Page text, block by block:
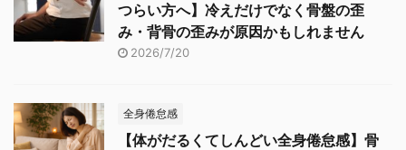
つらい方へ】冷えだけでなく骨盤の歪
み・背骨の歪みが原因かもしれません
2026/7/20
全身倦怠感
【体がだるくてしんどい全身倦怠感】骨